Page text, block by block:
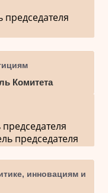
председателя
Комитета
председателя
инновациям и